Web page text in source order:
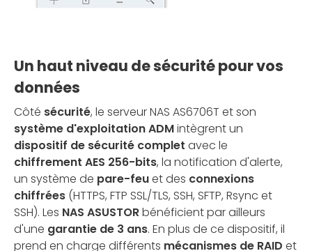
Un haut niveau de sécurité pour vos
données
Côté sécurité, le serveur NAS AS6706T et son
système d'exploitation ADMintègrent un
dispositif de sécurité complet avec le
chiffrement AES 256-bits, la notification d'alerte,
un système de pare-feuet des connexions
chiffrées (HTTPS, FTP SSL/TLS, SSH, SFTP, Rsync et
SSH). Les NAS ASUSTORbénéficient par ailleurs
d'une garantie de 3 ans. En plus de ce dispositif, il
prend en charge différents mécanismes de RAID et